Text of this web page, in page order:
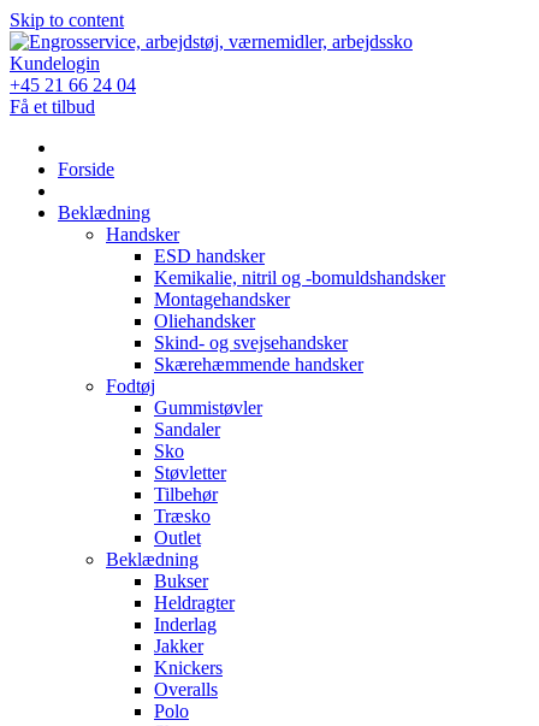
Skip to content
Kundelogin
+45 21 66 24 04
Få et tilbud
Forside
Beklædning
Handsker
ESD handsker
Kemikalie, nitril og -bomuldshandsker
Montagehandsker
Oliehandsker
Skind- og svejsehandsker
Skærehæmmende handsker
Fodtøj
Gummistøvler
Sandaler
Sko
Støvletter
Tilbehør
Træsko
Outlet
Beklædning
Bukser
Heldragter
Inderlag
Jakker
Knickers
Overalls
Polo